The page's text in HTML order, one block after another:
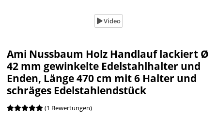
Video
Ami Nussbaum Holz Handlauf lackiert Ø
42 mm gewinkelte Edelstahlhalter und
Enden, Länge 470 cm mit 6 Halter und
schräges Edelstahlendstück
(1 Bewertungen)